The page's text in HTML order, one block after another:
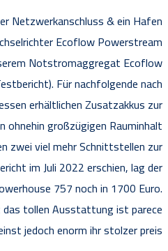
Netzwerkanschluss & ein Hafen
Ecoflow Powerstream
Notstromaggregat Ecoflow
Für nachfolgende nach
erhältlichen Zusatzakkus zur
ohnehin großzügigen Rauminhalt
zwei viel mehr Schnittstellen zur
im Juli 2022 erschien, lag der
757 noch in 1700 Euro.
tollen Ausstattung ist parece
jedoch enorm ihr stolzer preis.